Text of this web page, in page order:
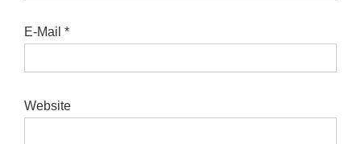
E-Mail *
Website